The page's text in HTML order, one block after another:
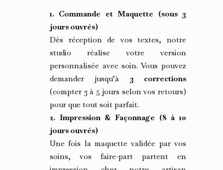
1. Commande et Maquette (sous 3
jours ouvrés)
Dès réception de vos textes, notre
studio réalise votre version
personnalisée avec soin. Vous pouvez
demander jusqu’à 3 corrections
(compter 3 à 5 jours selon vos retours)
pour que tout soit parfait.
2. Impression & Façonnage (8 à 10
jours ouvrés)
Une fois la maquette validée par vos
soins, vos faire-part partent en